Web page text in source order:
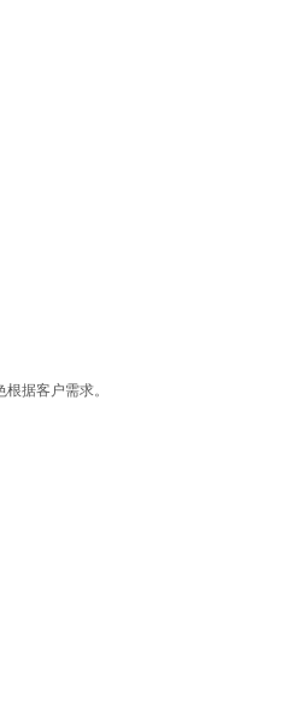
据客户需求。